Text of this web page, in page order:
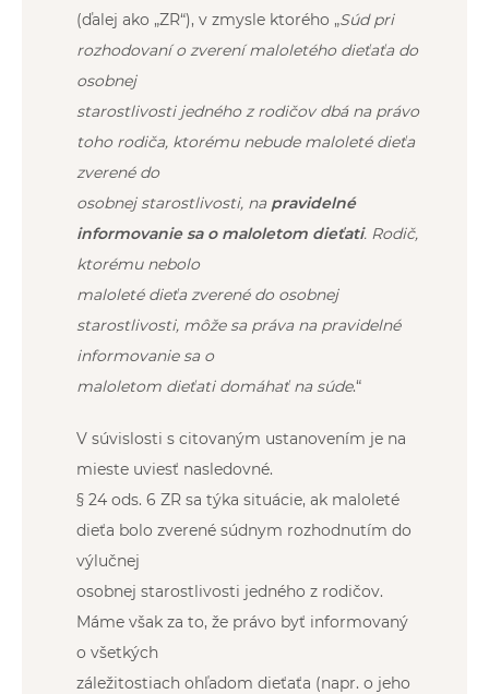
(ďalej ako „ZR“), v zmysle ktorého „Súd pri
rozhodovaní o zverení maloletého dieťaťa do
osobnej
starostlivosti jedného z rodičov dbá na právo
toho rodiča, ktorému nebude maloleté dieťa
zverené do
osobnej starostlivosti, na pravidelné
informovanie sa o maloletom dieťati. Rodič,
ktorému nebolo
maloleté dieťa zverené do osobnej
starostlivosti, môže sa práva na pravidelné
informovanie sa o
maloletom dieťati domáhať na súde.“
V súvislosti s citovaným ustanovením je na
mieste uviesť nasledovné.
§ 24 ods. 6 ZR sa týka situácie, ak maloleté
dieťa bolo zverené súdnym rozhodnutím do
výlučnej
osobnej starostlivosti jedného z rodičov.
Máme však za to, že právo byť informovaný
o všetkých
záležitostiach ohľadom dieťaťa (napr. o jeho